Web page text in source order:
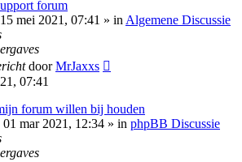
forum
mei 2021, 07:41 » inAlgemene Discussie
doorMrJaxxs
07:41
forum willen bij houden
01 mar 2021, 12:34 » in phpBB Discussie